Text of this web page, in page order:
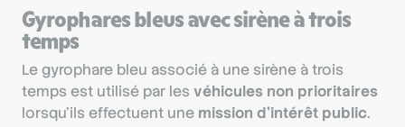
Gyrophares bleus avec sirène à trois
temps
Le gyrophare bleu associé à une sirène à trois
temps est utilisé par les véhicules non prioritaires
lorsqu’ils effectuent une mission d’intérêt public.